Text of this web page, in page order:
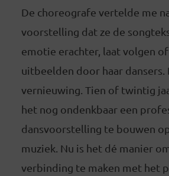
De choreografe vertelde me
voorstelling dat ze de
emotie erachter, laat volgen
uitbeelden door haar dansers.
vernieuwing. Tien of twintig
het nog ondenkbaar een
dansvoorstelling te bouwen
muziek. Nu is het dé manier
verbinding te maken met het